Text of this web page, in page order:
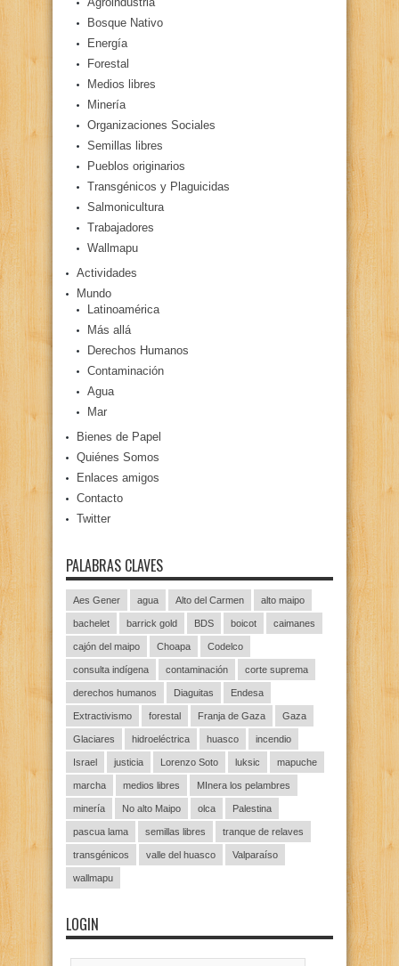
Bosque Nativo
Energía
Forestal
Medios libres
Minería
Organizaciones Sociales
Semillas libres
Pueblos originarios
Transgénicos y Plaguicidas
Salmonicultura
Trabajadores
Wallmapu
Actividades
Mundo
Latinoamérica
Más allá
Derechos Humanos
Contaminación
Agua
Mar
Bienes de Papel
Quiénes Somos
Enlaces amigos
Contacto
Twitter
PALABRAS CLAVES
Aes Gener agua Alto del Carmen alto maipo
bachelet barrick gold BDS boicot caimanes
cajón del maipo Choapa Codelco
consulta indígena contaminación corte suprema
derechos humanos Diaguitas Endesa
Extractivismo forestal Franja de Gaza Gaza
Glaciares hidroeléctrica huasco incendio
Israel justicia Lorenzo Soto luksic mapuche
marcha medios libres MInera los pelambres
minería No alto Maipo olca Palestina
pascua lama semillas libres tranque de relaves
transgénicos valle del huasco Valparaíso
wallmapu
LOGIN